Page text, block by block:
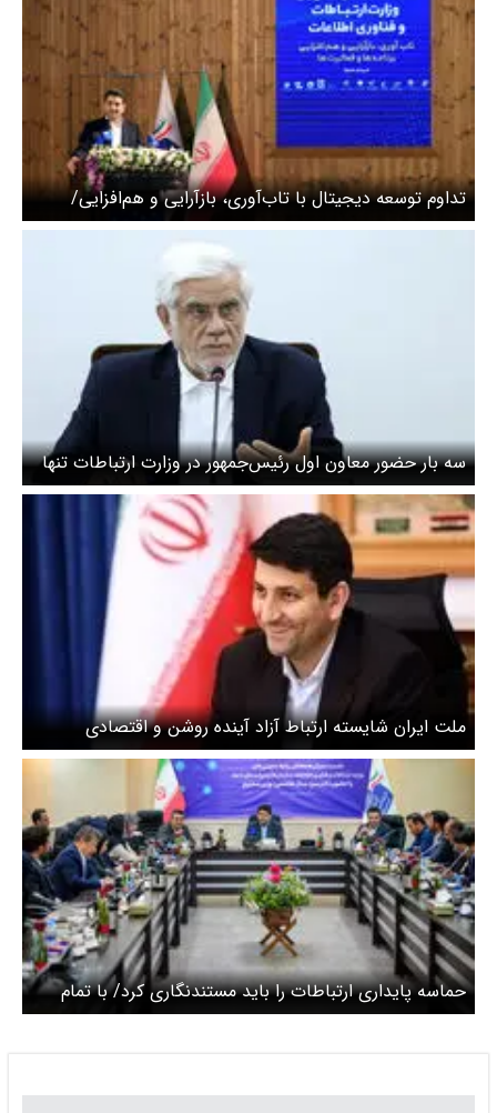
تداوم توسعه دیجیتال با تاب‌آوری، بازآرایی و هم‌افزایی/
مردم، برنده واقعی جنگ رمضان بودند
سه بار حضور معاون اول رئیس‌جمهور در وزارت ارتباطات تنها
در یک هفته
ملت ایران شایسته ارتباط آزاد آینده روشن و اقتصادی
پویاست
حماسه پایداری ارتباطات را باید مستندنگاری کرد/ با تمام
وجود پذیرای نقد و نظر مردم هستیم